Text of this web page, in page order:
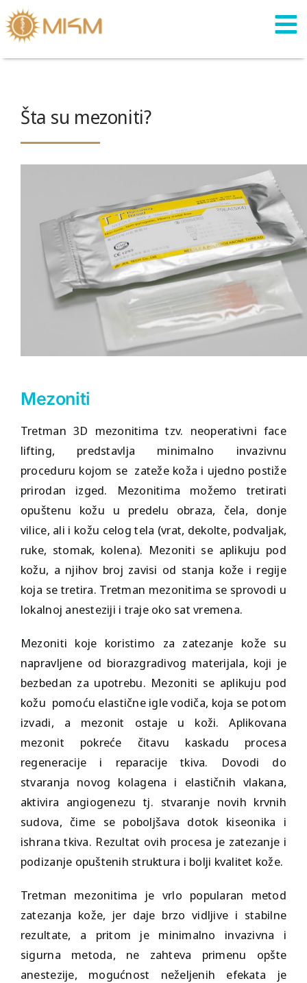
Skip
to
content
Šta su mezoniti?
Mezoniti
Tretman 3D mezonitima tzv. neoperativni face
lifting, predstavlja minimalno invazivnu
proceduru kojom se zateže koža i ujedno postiže
prirodan izged. Mezonitima možemo tretirati
opuštenu kožu u predelu obraza, čela, donje
vilice, ali i kožu celog tela (vrat, dekolte, podvaljak,
ruke, stomak, kolena). Mezoniti se aplikuju pod
kožu, a njihov broj zavisi od stanja kože i regije
koja se tretira. Tretman mezonitima se sprovodi u
lokalnoj anesteziji i traje oko sat vremena.
Mezoniti koje koristimo za zatezanje kože su
napravljene od biorazgradivog materijala, koji je
bezbedan za upotrebu. Mezoniti se aplikuju pod
kožu pomoću elastične igle vodiča, koja se potom
izvadi, a mezonit ostaje u koži. Aplikovana
mezonit pokreće čitavu kaskadu procesa
regeneracije i reparacije tkiva. Dovodi do
stvaranja novog kolagena i elastičnih vlakana,
aktivira angiogenezu tj. stvaranje novih krvnih
sudova, čime se poboljšava dotok kiseonika i
ishrana tkiva. Rezultat ovih procesa je zatezanje i
podizanje opuštenih struktura i bolji kvalitet kože.
Tretman mezonitima je vrlo popularan metod
zatezanja kože, jer daje brzo vidljive i stabilne
rezultate, a pritom je minimalno invazivna i
sigurna metoda, ne zahteva primenu opšte
anestezije, mogućnost neželjenih efekata je